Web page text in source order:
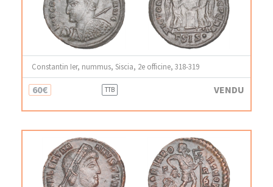
Constantin Ier, nummus, Siscia, 2e officine, 318-319
60€ TTB VENDU